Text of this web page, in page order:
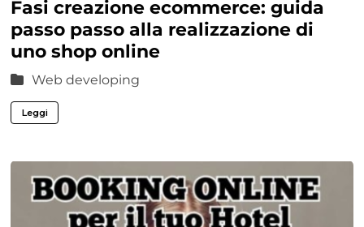
Fasi creazione ecommerce: guida
passo passo alla realizzazione di
uno shop online
Web developing
Leggi